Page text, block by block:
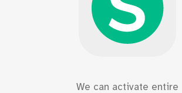
We can activate entire